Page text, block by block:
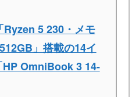
Ryzen 5 230・メモ
」搭載の14イ
HP OmniBook 3 14-